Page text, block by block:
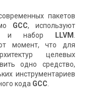
пакетов
GCC, используют
набор LLVM .
момент, что для
целевых
одно средство,
инструментариев
кода GCC.